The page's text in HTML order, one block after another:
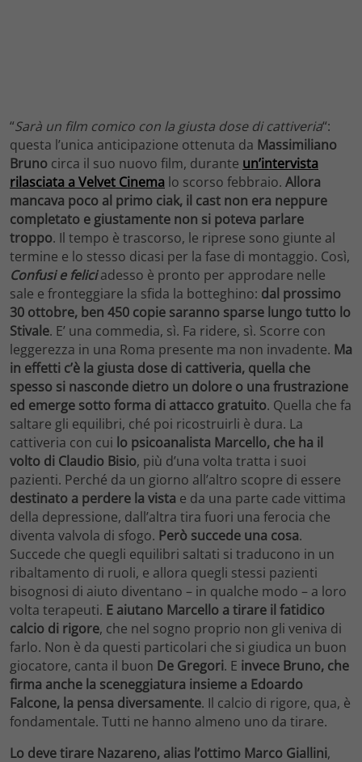
“Sarà un film comico con la giusta dose di cattiveria“:
questa l’unica anticipazione ottenuta da Massimiliano
Bruno circa il suo nuovo film, durante un’intervista
rilasciata a Velvet Cinema lo scorso febbraio. Allora
mancava poco al primo ciak, il cast non era neppure
completato e giustamente non si poteva parlare
troppo. Il tempo è trascorso, le riprese sono giunte al
termine e lo stesso dicasi per la fase di montaggio. Così,
Confusi e feliciadesso è pronto per approdare nelle
sale e fronteggiare la sfida la botteghino: dal prossimo
30 ottobre, ben 450 copie saranno sparse lungo tutto lo
Stivale. E’ una commedia, sì. Fa ridere, sì. Scorre con
leggerezza in una Roma presente ma non invadente. Ma
in effetti c’è la giusta dose di cattiveria, quella che
spesso si nasconde dietro un dolore o una frustrazione
ed emerge sotto forma di attacco gratuito. Quella che fa
saltare gli equilibri, ché poi ricostruirli è dura. La
cattiveria con cui lo psicoanalista Marcello, che ha il
volto di Claudio Bisio, più d’una volta tratta i suoi
pazienti. Perché da un giorno all’altro scopre di essere
destinato a perdere la vista e da una parte cade vittima
della depressione, dall’altra tira fuori una ferocia che
diventa valvola di sfogo. Però succede una cosa.
Succede che quegli equilibri saltati si traducono in un
ribaltamento di ruoli, e allora quegli stessi pazienti
bisognosi di aiuto diventano – in qualche modo – a loro
volta terapeuti. E aiutano Marcello a tirare il fatidico
calcio di rigore, che nel sogno proprio non gli veniva di
farlo. Non è da questi particolari che si giudica un buon
giocatore, canta il buon De Gregori. E invece Bruno, che
firma anche la sceneggiatura insieme a Edoardo
Falcone, la pensa diversamente. Il calcio di rigore, qua, è
fondamentale. Tutti ne hanno almeno uno da tirare.
Lo deve tirare Nazareno, alias l’ottimo Marco Giallini,